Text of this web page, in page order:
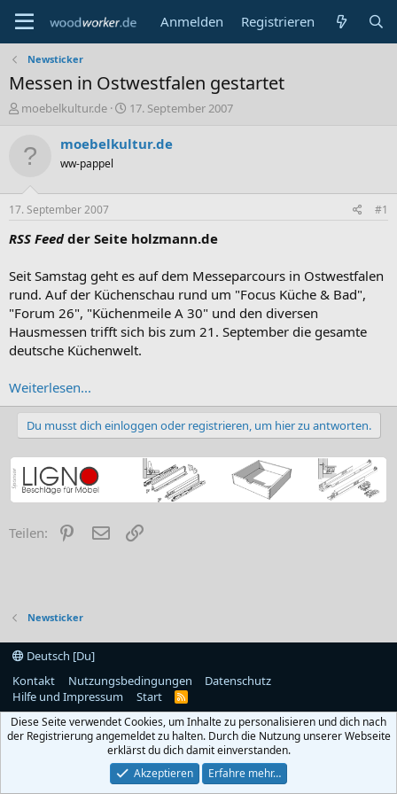
Anmelden Registrieren
Newsticker
Messen in Ostwestfalen gestartet
E
t
l
e
r
moebelkultur.de
E
s
a
17. September 2007
moebelkultur.de
ww-pappel
17. September 2007 #1
RSS Feedder Seite holzmann.de
Seit Samstag geht es auf dem Messeparcours in Ostwestfalen
rund. Auf der Küchenschau rund um "Focus Küche & Bad",
"Forum 26", "Küchenmeile A 30" und den diversen
Hausmessen trifft sich bis zum 21. September die gesamte
deutsche Küchenwelt.
Weiterlesen...
Du musst dich einloggen oder registrieren, um hier zu antworten.
Teilen: PinterestE-Mail
Newsticker
Deutsch [Du]
Kontakt
Nutzungsbedingungen
Datenschutz
Hilfe und Impressum
Start
R
S
Diese Seite verwendet Cookies, um Inhalte zu personalisieren und dich nach
der Registrierung angemeldet zu halten. Durch die Nutzung unserer Webseite
erklärst du dich damit einverstanden.
Akzeptieren
Erfahre mehr…